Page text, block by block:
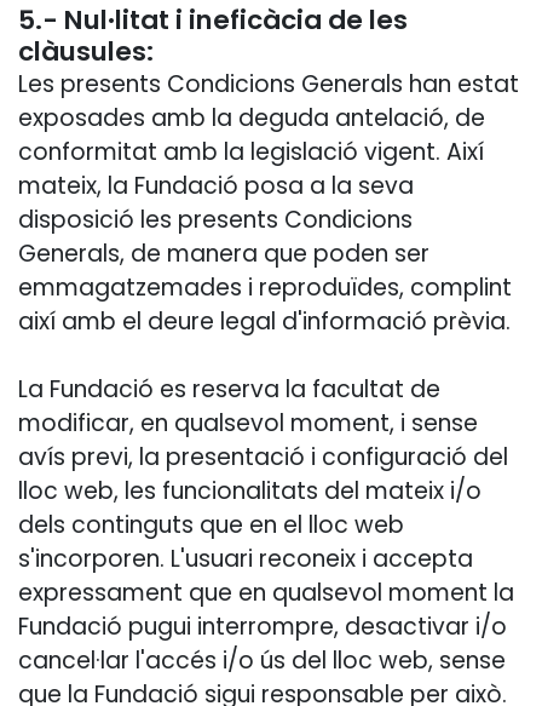
5.- Nul·litat i ineficàcia de les
clàusules:
Les presents Condicions Generals han estat
exposades amb la deguda antelació, de
conformitat amb la legislació vigent. Així
mateix, la Fundació posa a la seva
disposició les presents Condicions
Generals, de manera que poden ser
emmagatzemades i reproduïdes, complint
així amb el deure legal d'informació prèvia.
La Fundació es reserva la facultat de
modificar, en qualsevol moment, i sense
avís previ, la presentació i configuració del
lloc web, les funcionalitats del mateix i/o
dels continguts que en el lloc web
s'incorporen. L'usuari reconeix i accepta
expressament que en qualsevol moment la
Fundació pugui interrompre, desactivar i/o
cancel·lar l'accés i/o ús del lloc web, sense
que la Fundació sigui responsable per això.